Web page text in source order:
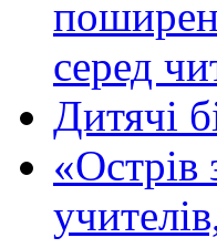
серед
Дитячі
«Острів